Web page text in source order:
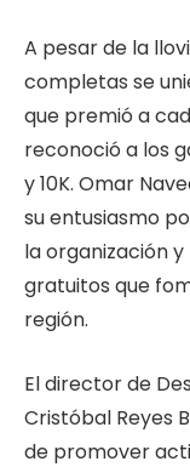
A pesar de la
completas se
que premió a
reconoció a los
y 10K. Omar
su entusiasmo
la organización
gratuitos que
región.
El director de
Cristóbal Reyes
de promover